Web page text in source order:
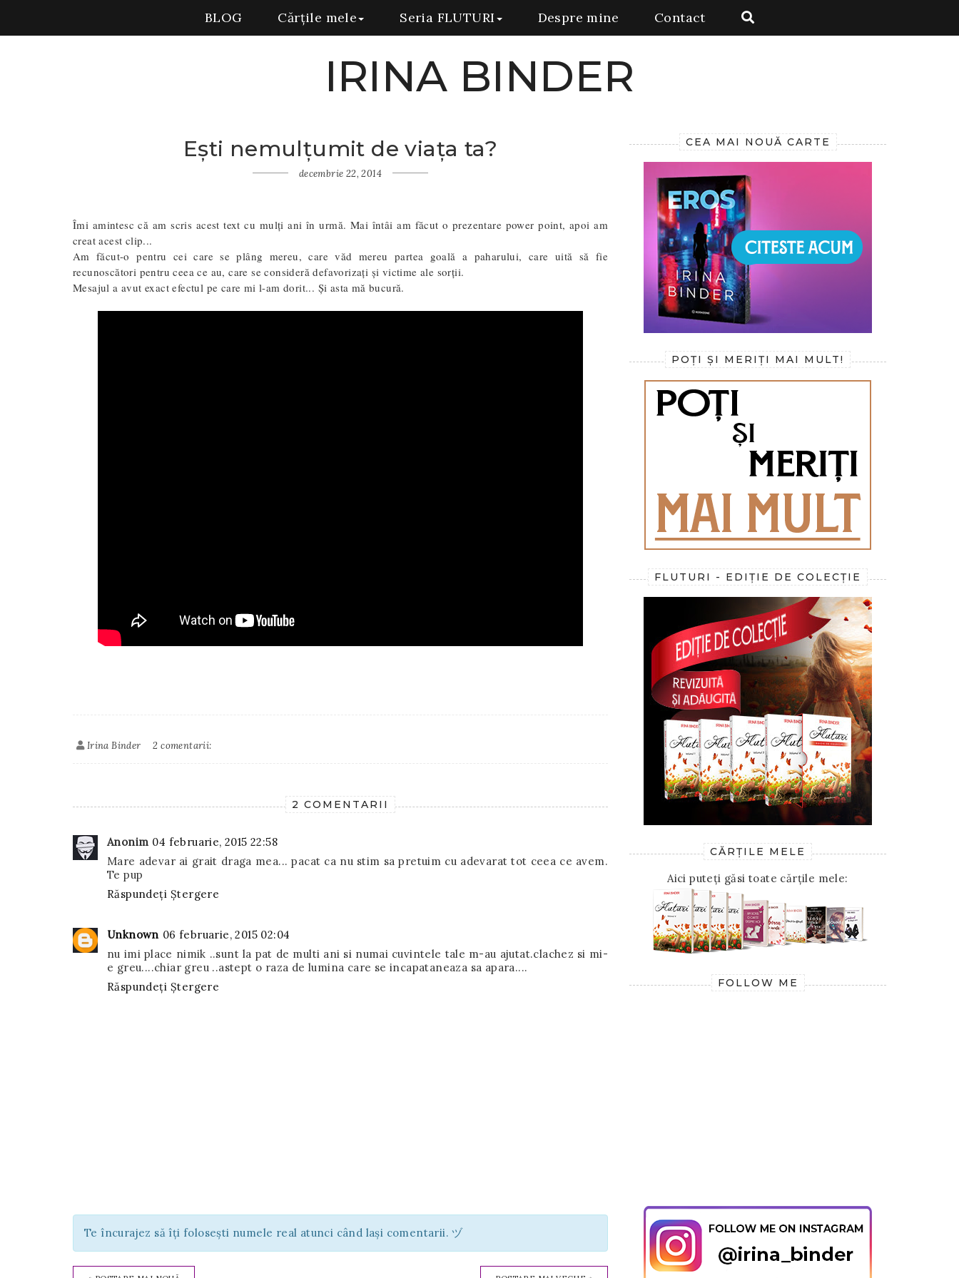
BLOG Cărțile mele Seria FLUTURI Despre mine Contact
IRINA BINDER
Ești nemulțumit de viața ta?
decembrie 22, 2014
Îmi amintesc că am scris acest text cu mulți ani în urmă. Mai întâi am făcut o prezentare power point, apoi am
creat acest clip...
Am făcut-o pentru cei care se plâng mereu, care văd mereu partea goală a paharului, care uită să fie
recunoscători pentru ceea ce au, care se consideră defavorizați și victime ale sorții.
Mesajul a avut exact efectul pe care mi l-am dorit... Și asta mă bucură.
Irina Binder 2 comentarii:
2 COMENTARII
Anonim 04 februarie, 2015 22:58
Mare adevar ai grait draga mea... pacat ca nu stim sa pretuim cu adevarat tot ceea ce avem.
Te pup
Răspundeți Ștergere
Unknown 06 februarie, 2015 02:04
nu imi place nimik ..sunt la pat de multi ani si numai cuvintele tale m-au ajutat.clachez si mi-
e greu....chiar greu ..astept o raza de lumina care se incapataneaza sa apara....
Răspundeți Ștergere
Te încurajez să îți folosești numele real atunci când lași comentarii. ヅ
CEA MAI NOUĂ CARTE
POȚI ȘI MERIȚI MAI MULT!
FLUTURI - EDIȚIE DE COLECȚIE
CĂRȚILE MELE
Aici puteți găsi toate cărțile mele:
FOLLOW ME